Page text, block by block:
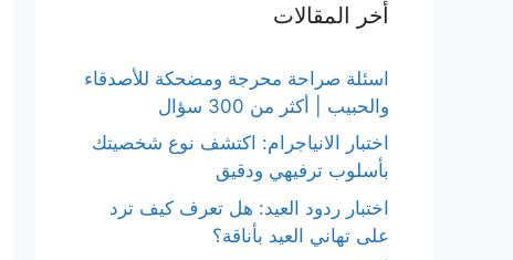
أخر المقالات
اسئلة صراحة محرجة ومضحكة للأصدقاء
والحبيب | أكثر من 300 سؤال
اختبار الانياجرام: اكتشف نوع شخصيتك
بأسلوب ترفيهي ودقيق
اختبار ردود العيد: هل تعرف كيف ترد
على تهاني العيد بأناقة؟